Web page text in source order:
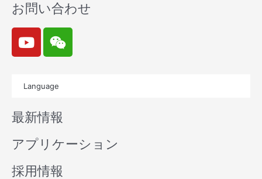
お問い合わせ
Y
o
u
b
e
W
e
i
n
Language
最新情報
アプリケーション
採用情報